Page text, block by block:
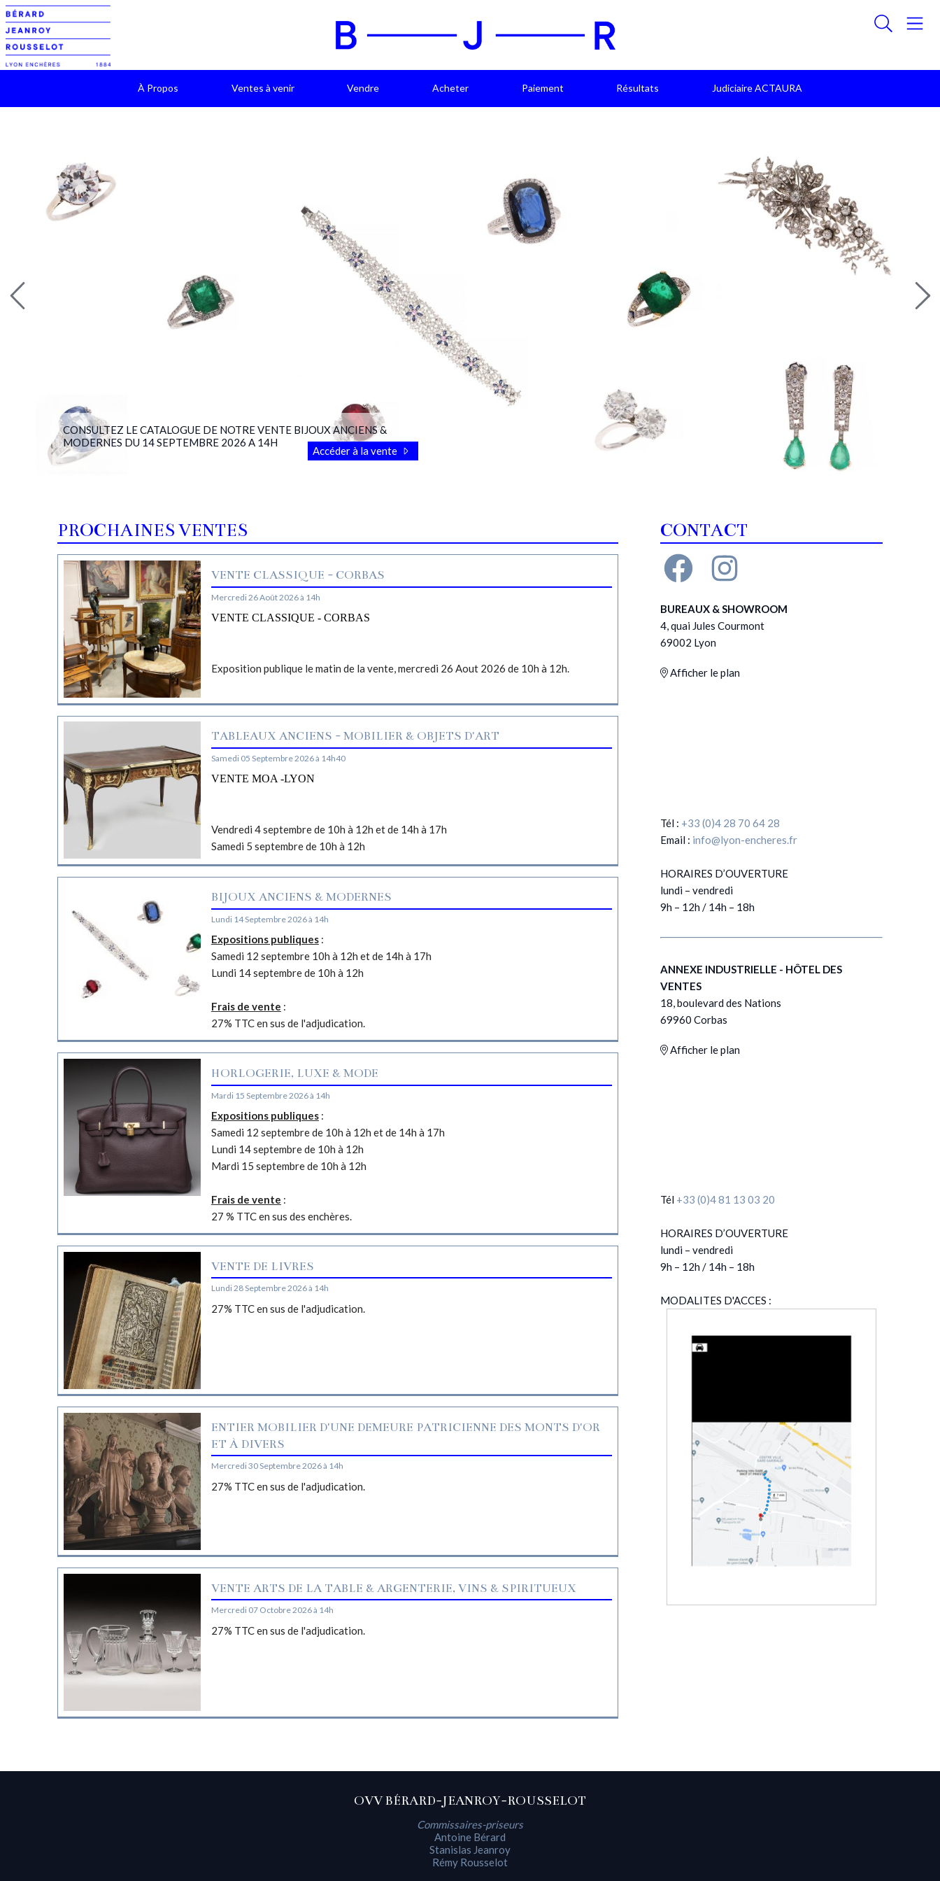
À Propos Ventes à venir Vendre Acheter Paiement Résultats Judiciaire ACTAURA
CONSULTEZ LE CATALOGUE DE NOTRE VENTE BIJOUX ANCIENS &
MODERNES DU 14 SEPTEMBRE 2026 A 14H
Accéder à la vente
PROCHAINES VENTES
VENTE CLASSIQUE - CORBAS
Mercredi 26 Août 2026 à 14h
VENTE CLASSIQUE - CORBAS
Exposition publique le matin de la vente, mercredi 26 Aout 2026 de 10h à 12h.
TABLEAUX ANCIENS - MOBILIER & OBJETS D'ART
Samedi 05 Septembre 2026 à 14h40
VENTE MOA -LYON
Vendredi 4 septembre de 10h à 12h et de 14h à 17h
Samedi 5 septembre de 10h à 12h
BIJOUX ANCIENS & MODERNES
Lundi 14 Septembre 2026 à 14h
Expositions publiques:
Samedi 12 septembre 10h à 12h et de 14h à 17h
Lundi 14 septembre de 10h à 12h
Frais de vente :
27% TTC en sus de l'adjudication.
HORLOGERIE, LUXE & MODE
Mardi 15 Septembre 2026 à 14h
Expositions publiques:
Samedi 12 septembre de 10h à 12h et de 14h à 17h
Lundi 14 septembre de 10h à 12h
Mardi 15 septembre de 10h à 12h
Frais de vente :
27 % TTC en sus des enchères.
VENTE DE LIVRES
Lundi 28 Septembre 2026 à 14h
27% TTC en sus de l'adjudication.
ENTIER MOBILIER D'UNE DEMEURE PATRICIENNE DES MONTS D'OR
ET À DIVERS
Mercredi 30 Septembre 2026 à 14h
27% TTC en sus de l'adjudication.
VENTE ARTS DE LA TABLE & ARGENTERIE, VINS & SPIRITUEUX
Mercredi 07 Octobre 2026 à 14h
27% TTC en sus de l'adjudication.
CONTACT
BUREAUX & SHOWROOM
4, quai Jules Courmont
69002 Lyon
Afficher le plan
Tél : +33 (0)4 28 70 64 28
Email : info@lyon-encheres.fr
HORAIRES D’OUVERTURE
lundi – vendredi
9h – 12h / 14h – 18h
ANNEXE INDUSTRIELLE - HÔTEL DES
VENTES
18, boulevard des Nations
69960 Corbas
Afficher le plan
Tél +33 (0)4 81 13 03 20
HORAIRES D’OUVERTURE
lundi – vendredi
9h – 12h / 14h – 18h
MODALITES D'ACCES :
OVV BÉRARD-JEANROY-ROUSSELOT
Commissaires-priseurs
Antoine Bérard
Stanislas Jeanroy
Rémy Rousselot